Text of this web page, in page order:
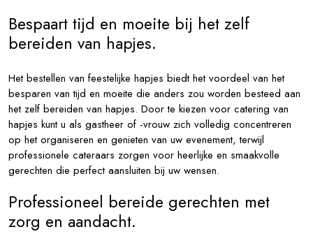
Bespaart tijd en moeite bij het zelf
bereiden van hapjes.
Het bestellen van feestelijke hapjes biedt het voordeel van het
besparen van tijd en moeite die anders zou worden besteed aan
het zelf bereiden van hapjes. Door te kiezen voor catering van
hapjes kunt u als gastheer of -vrouw zich volledig concentreren
op het organiseren en genieten van uw evenement, terwijl
professionele cateraars zorgen voor heerlijke en smaakvolle
gerechten die perfect aansluiten bij uw wensen.
Professioneel bereide gerechten met
zorg en aandacht.